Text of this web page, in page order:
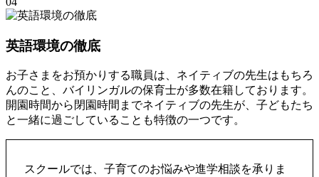
英語環境の徹底
お子さまをお預かりする職員は、ネイティブの先生はもちろ
んのこと、バイリンガルの保育士が多数在籍しております。
開園時間から閉園時間までネイティブの先生が、子どもたち
と一緒に過ごしていることも特徴の一つです。
スクールでは、子育てのお悩みや進学相談を承りま